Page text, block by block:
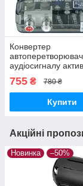
Конвертер
автоперетворювач
аудіосигналу
В, з регулюванням
чутливості
755 ₴ 780 ₴
Купити
Акційні
Новинка –50%